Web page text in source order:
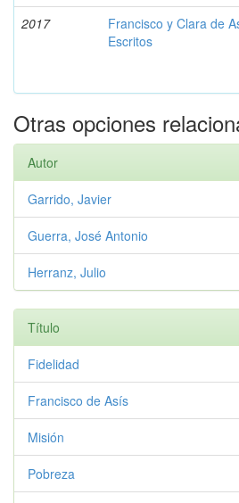
2017
Francisco y Clara de
Escritos
Otras opciones
Autor
Garrido, Javier
Guerra, José Antonio
Herranz, Julio
Título
Fidelidad
Francisco de Asís
Misión
Pobreza